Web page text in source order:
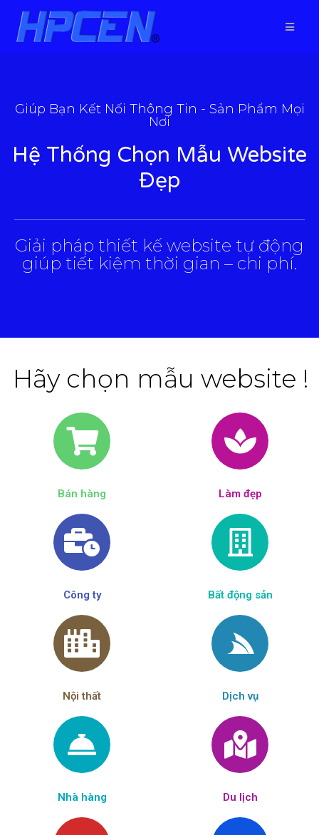
Giúp Bạn Kết Nối Thông Tin - Sản Phẩm Mọi
Nơi
Hệ Thống Chọn Mẫu Website
Đẹp
Giải pháp thiết kế website tự động
giúp tiết kiệm thời gian – chi phí.
Hãy chọn mẫu website !
Bán hàng Làm đẹp​
Công ty Bất động sản
Nội thất Dịch vụ
Nhà hàng Du lịch